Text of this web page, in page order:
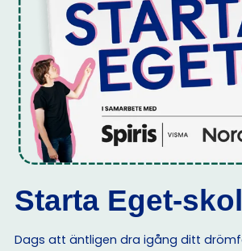
Starta Eget-
Dags att äntligen dra igång ditt